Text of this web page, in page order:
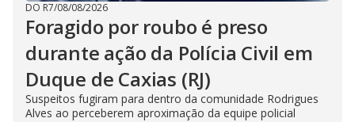
DO R7/08/08/2026
Foragido por roubo é preso
durante ação da Polícia Civil em
Duque de Caxias (RJ)
Suspeitos fugiram para dentro da comunidade Rodrigues
Alves ao perceberem aproximação da equipe policial